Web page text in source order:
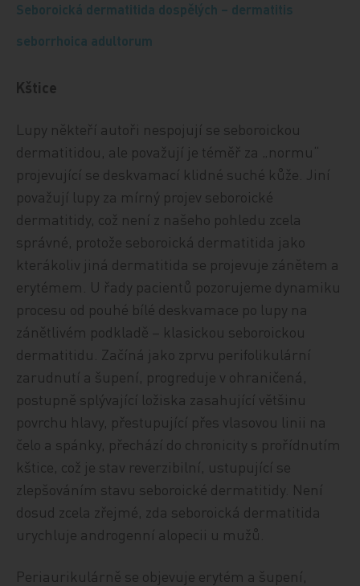
Seboroická dermatitida dospělých – dermatitis
seborrhoica adultorum
Kštice
Lupy někteří autoři nespojují se seboroickou
dermatitidou, ale považují je téměř za „normu“
projevující se deskvamací klidné suché kůže. Jiní
považují lupy za mírný projev seboroické
dermatitidy, což není z našeho pohledu zcela
správné, protože seboroická dermatitida jako
kterákoliv jiná dermatitida se projevuje zánětem a
erytémem. U řady pacientů pozorujeme dynamiku
procesu od pouhé bílé deskvamace po lupy na
zánětlivém podkladě – klasickou seboroickou
dermatitidu. Začíná jako zprvu perifolikulární
zarudnutí a šupení, progreduje v ohraničená,
postupně splývající ložiska zasahující většinu
povrchu hlavy, přestupující přes vlasovou linii na
čelo a spánky, přechází do chronicity s prořídnutím
kštice, což je stav reverzibilní, ustupující se
zlepšováním stavu seboroické dermatitidy. Není
dosud zcela zřejmé, zda seboroická dermatitida
urychluje androgenní alopecii u mužů.
Periaurikulárně se objevuje erytém a šupení,